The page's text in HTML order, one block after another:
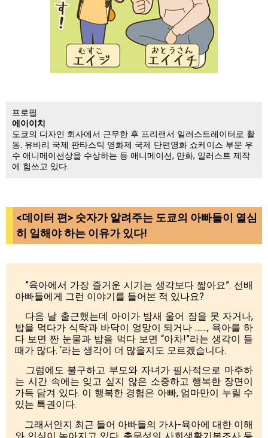
프로필
에이이치
도쿄의 디자인 회사에서 근무한 후 프리랜서 일러스트레이터로 활
동. 유바리 국제 판타스틱 영화제 국제 단편영화 쇼케이스 부문 우
수 애니메이션상을 수상하는 등 애니메이션, 만화, 일러스트 제작
에 힘쓰고 있다.
<데이터 편> 숫자가 알려주는 도쿄의 아빠들이 열심
히 일해야 하는 이유가 있다!
”육아에서 가장 즐거운 시기는 생각보다 짧아요”. 선배
아빠들에게 그런 이야기를 들어본 적 있나요?
다음 날 출근했는데 아이가 밤새 울어 잠을 못 자거나,
밥을 먹다가 식탁과 바닥이 엉망이 되거나 ……, 육아를 하
다 보면 짠 눈물과 밥을 먹다 보면 “아차!”라는 생각이 들
때가 많다. ‘라는 생각이 더 많을지도 모르겠습니다.
그럼에도 불구하고 부모와 자녀가 필사적으로 마주하
는 시간 속에는 잊고 싶지 않은 소중하고 행복한 장면이
가득 담겨 있다. 이 행복한 경험은 아빠, 엄마만이 누릴 수
있는 특권이다.
그래서인지 최근 들어 아빠들의 가사-육아에 대한 이해